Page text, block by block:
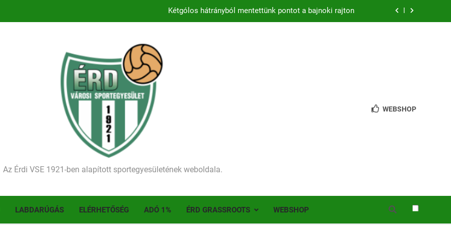
Kétgólos hátrányból mentettünk pontot a bajnoki rajton
Történelmet írt az I. Érdi Football Fesztivál – több mint 200 játékos lépett pályára Érden
Ellenfelünk visszalépése miatt játék nélkül jutottunk tovább a MOL Magyar Kupában
Kezdődik a 2026–2027-es szezon – hazai pályán rajtol az Érdi VSE!
Történelmet írt az I. Érdi Football Fesztivál – több mint 200 játékos lépett pályára Érden
Az Érdi VSE 1921-ben alapított sportegyesületének weboldala.
WEBSHOP
LABDARÚGÁS ELÉRHETŐSÉG ADÓ 1% ÉRD GRASSROOTS WEBSHOP